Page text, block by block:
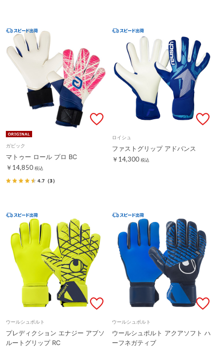
ガビック
マトゥー ロール プロ BC
￥14,850 税込
4.7 （3）
ロイシュ
ファストグリップ アドバンス
￥14,300 税込
ウールシュポルト
プレディクション エナジー アブソ
ルートグリップ RC
ウールシュポルト
ウールシュポルト アクアソフト ハ
ーフネガティブ